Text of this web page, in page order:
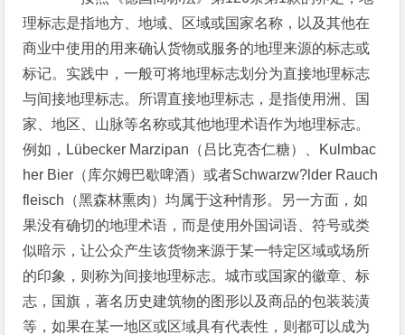
理标志是指地方、地域、区域或国家名称，以及其他在
商业中使用的用来确认货物或服务的地理来源的标志或
标记。实践中，一般可将地理标志划分为直接地理标志
与间接地理标志。所谓直接地理标志，是指使用洲、国
家、地区、山脉等名称或其他地理术语作为地理标志。
例如，Lübecker Marzipan（吕比克杏仁糖）、Kulmbac
her Bier（库尔姆巴歇啤酒）或者Schwarzw?lder Rauch
fleisch（黑森林熏肉）均属于这种情形。另一方面，如
果没有确切的地理术语，而是使用外国词语、符号或类
似暗示，让公众产生该货物来源于某一特定区域或场所
的印象，则称为间接地理标志。城市或国家的徽章、标
志，国旗，著名历史建筑物的图形以及商品的包装装潢
等，如果在某一地区或区域具有代表性，则都可以成为